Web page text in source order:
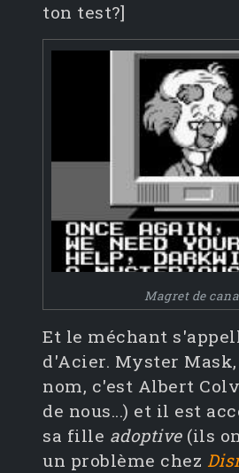
ton test?]
Magret de
Et le méchant
d'Acier. Myster
nom, c'est Albert
de nous...) et il est
sa fille adoptive(ils
un problème chez